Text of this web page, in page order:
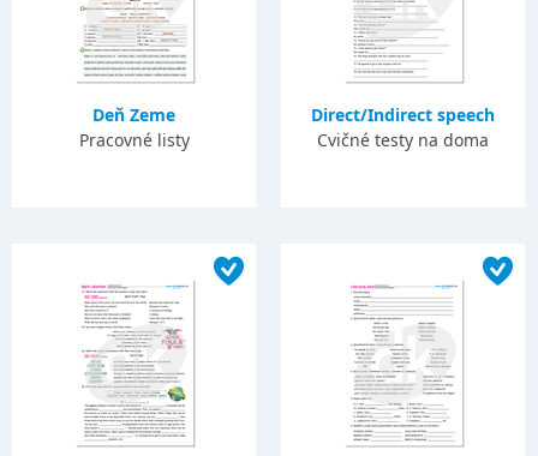
Deň Zeme
Pracovné listy
Direct/Indirect speech
Cvičné testy na doma